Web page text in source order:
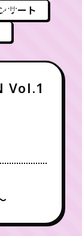
ビー
員
サート
Vol.1